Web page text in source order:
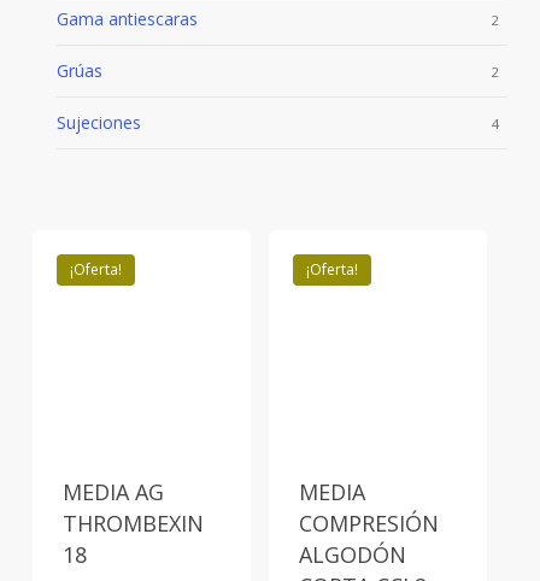
Gama antiescaras 2
Grúas 2
Sujeciones 4
¡Oferta!
MEDIA AG
THROMBEXIN
18
¡Oferta!
MEDIA
COMPRESIÓN
ALGODÓN